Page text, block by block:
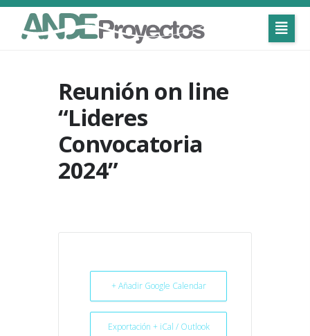
Reunión on line
“Lideres
Convocatoria
2024”
+ Añadir Google Calendar
Exportación + iCal / Outlook